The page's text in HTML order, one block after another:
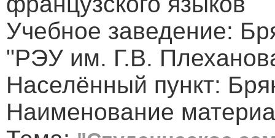
Учебное заведение:
"РЭУ им. Г.В.
Населённый пункт:
Наименование